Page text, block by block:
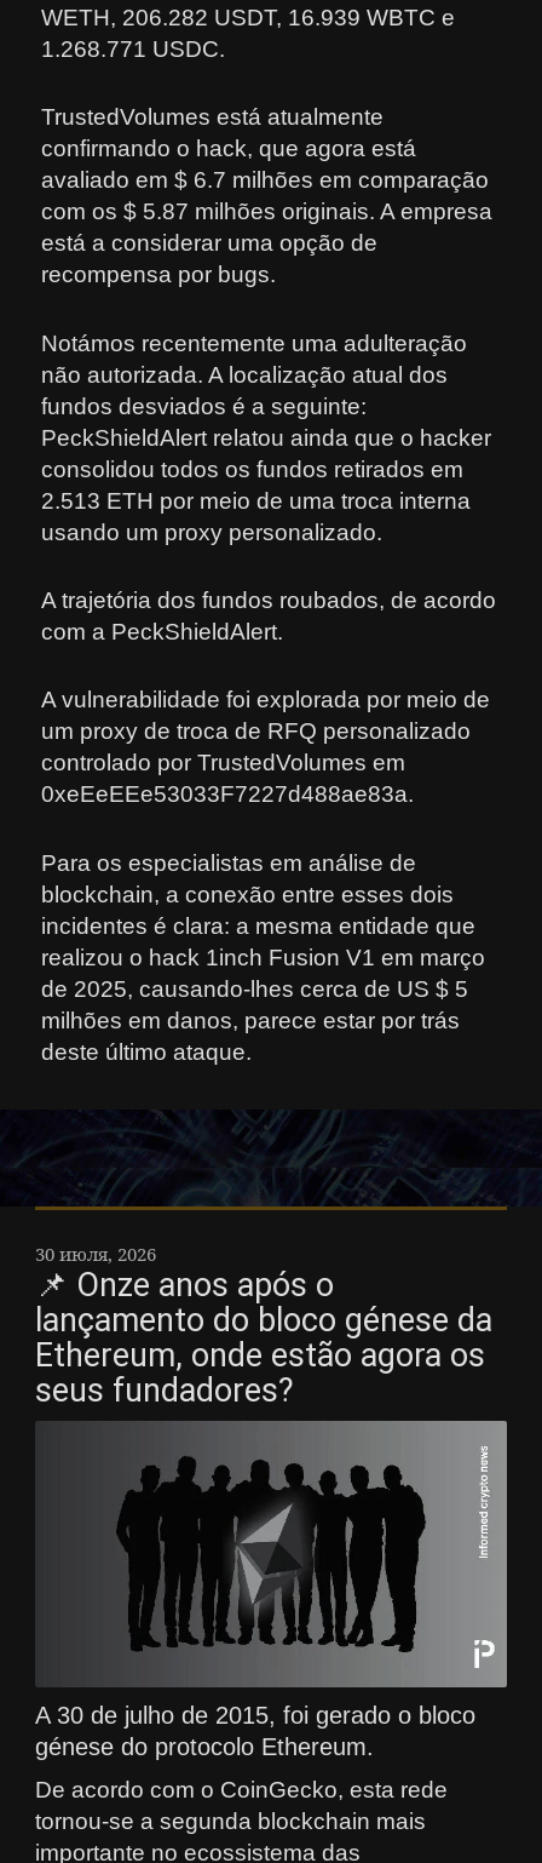
WETH, 206.282 USDT, 16.939 WBTC e
1.268.771 USDC.
TrustedVolumes está atualmente
confirmando o hack, que agora está
avaliado em $ 6.7 milhões em comparação
com os $ 5.87 milhões originais. A empresa
está a considerar uma opção de
recompensa por bugs.
Notámos recentemente uma adulteração
não autorizada. A localização atual dos
fundos desviados é a seguinte:
PeckShieldAlert relatou ainda que o hacker
consolidou todos os fundos retirados em
2.513 ETH por meio de uma troca interna
usando um proxy personalizado.
A trajetória dos fundos roubados, de acordo
com a PeckShieldAlert.
A vulnerabilidade foi explorada por meio de
um proxy de troca de RFQ personalizado
controlado por TrustedVolumes em
0xeEeEEe53033F7227d488ae83a.
Para os especialistas em análise de
blockchain, a conexão entre esses dois
incidentes é clara: a mesma entidade que
realizou o hack 1inch Fusion V1 em março
de 2025, causando-lhes cerca de US $ 5
milhões em danos, parece estar por trás
deste último ataque.
30 июля, 2026
📌 Onze anos após o
lançamento do bloco génese da
Ethereum, onde estão agora os
seus fundadores?
A 30 de julho de 2015, foi gerado o bloco
génese do protocolo Ethereum.
De acordo com o CoinGecko, esta rede
tornou-se a segunda blockchain mais
importante no ecossistema das